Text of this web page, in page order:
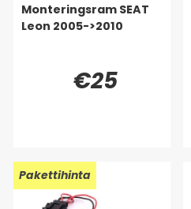
Monteringsram SEAT
Leon 2005->2010
€25
Pakettihinta